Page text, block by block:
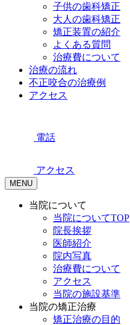
子供の歯科矯正
大人の歯科矯正
矯正装置の紹介
よくある質問
治療費について
治療の流れ
不正咬合の治療例
アクセス
電話
アクセス
MENU
当院について
当院についてTOP
院長挨拶
医師紹介
院内写真
治療費について
アクセス
当院の施設基準
当院の矯正治療
矯正治療の目的